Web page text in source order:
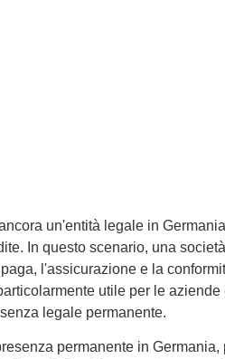
un'entità legale in
In questo scenario, una
l'assicurazione e la
utile per le
legale permanente.
permanente in